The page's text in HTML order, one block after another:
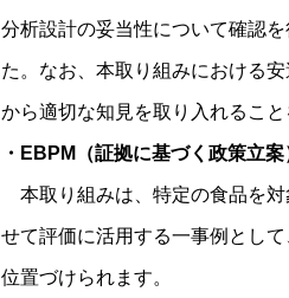
分析設計の妥当性について確認
た。なお、本取り組みにおける
から適切な知見を取り入れること
・EBPM（証拠に基づく政策立
本取り組みは、特定の食品を対
せて評価に活用する一事例とし
位置づけられます。